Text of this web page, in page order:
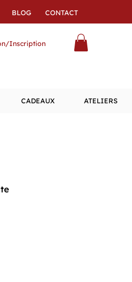
BLOG CONTACT
Inscription
CADEAUX ATELIERS